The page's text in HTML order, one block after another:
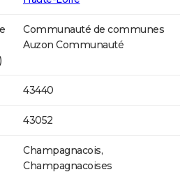
Communauté de communes
Auzon Communauté
43440
43052
Champagnacois,
Champagnacoises